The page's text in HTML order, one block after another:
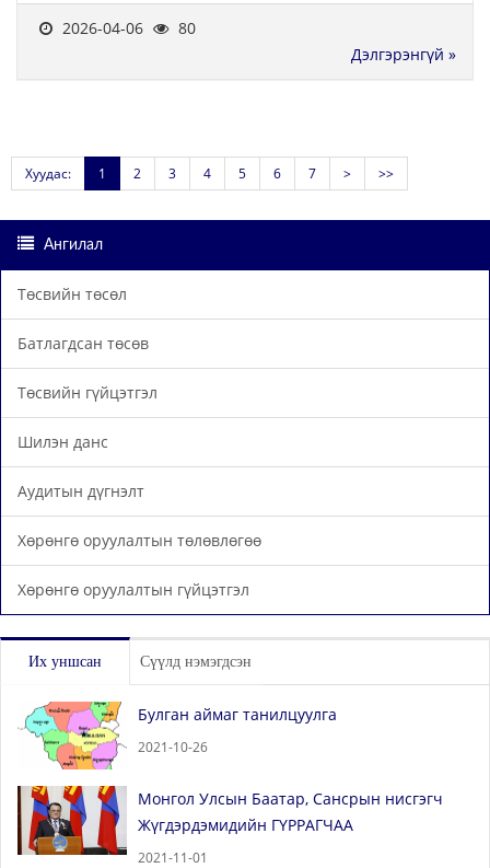
2026-04-06
80
Дэлгэрэнгүй »
Хуудас: 1 2 3 4 5 6 7 > >>
Ангилал
Төсвийн төсөл
Батлагдсан төсөв
Төсвийн гүйцэтгэл
Шилэн данс
Аудитын дүгнэлт
Хөрөнгө оруулалтын төлөвлөгөө
Хөрөнгө оруулалтын гүйцэтгэл
Их уншсан Сүүлд нэмэгдсэн
Булган аймаг танилцуулга
2021-10-26
Монгол Улсын Баатар, Сансрын нисгэгч
Жүгдэрдэмидийн ГҮРРАГЧАА
2021-11-01